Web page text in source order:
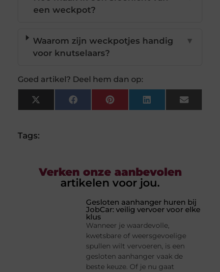
een weckpot?
Waarom zijn weckpotjes handig
voor knutselaars?
▼
Goed artikel? Deel hem dan op:
X
(Twitter)
FacebookPinterestLinkedInEmail
Tags:
Verken onze aanbevolen
artikelen voor jou.
Gesloten aanhanger huren bij
JobCar: veilig vervoer voor elke
klus
Wanneer je waardevolle,
kwetsbare of weersgevoelige
spullen wilt vervoeren, is een
gesloten aanhanger vaak de
beste keuze. Of je nu gaat